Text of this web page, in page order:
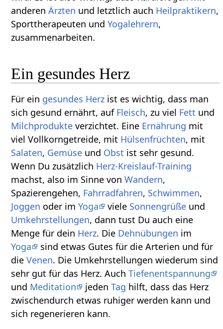
anderenÄrzten und letztlich auch Heilpraktikern,
Sporttherapeuten undYogalehrern,
zusammenarbeiten.
Ein gesundes Herz
Für ein gesundes Herz ist es wichtig, dass man
sich gesund ernährt, auf Fleisch, zu viel Fett und
Milchprodukte verzichtet. Eine Ernährung mit
viel Vollkorngetreide, mit Hülsenfrüchten, mit
Salaten, Gemüse und Obst ist sehr gesund.
Wenn Du zusätzlich Herz-Kreislauf-Training
machst, also im Sinne vonWandern,
Spazierengehen, Fahrradfahren, Schwimmen,
Joggen oder imYoga viele Sonnengrüße und
Umkehrstellungen, dann tust Du auch eine
Menge für dein Herz. Die Dehnübungen im
Yoga
sind etwas Gutes für die Arterien und für
dieVenen. Die Umkehrstellungen wiederum sind
sehr gut für das Herz. AuchTiefenentspannung
und Meditation jedenTag hilft, dass das Herz
zwischendurch etwas ruhiger werden kann und
sich regenerieren kann.